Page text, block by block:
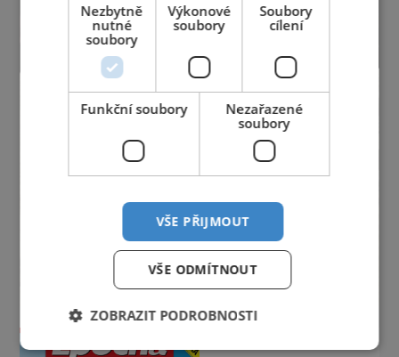
Nezbytně
nutné
soubory
Výkonové
soubory
Soubory
cílení
Funkční soubory
Nezařazené
soubory
VŠE PŘIJMOUT
VŠE ODMÍTNOUT
ZOBRAZIT PODROBNOSTI